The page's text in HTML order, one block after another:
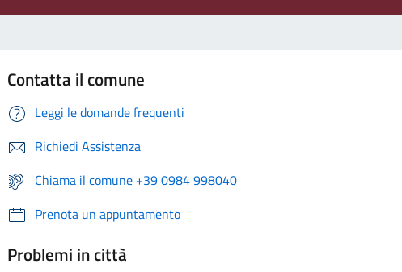
Contatta il comune
Leggi le domande frequenti
Richiedi Assistenza
Chiama il comune +39 0984 998040
Prenota un appuntamento
Problemi in città